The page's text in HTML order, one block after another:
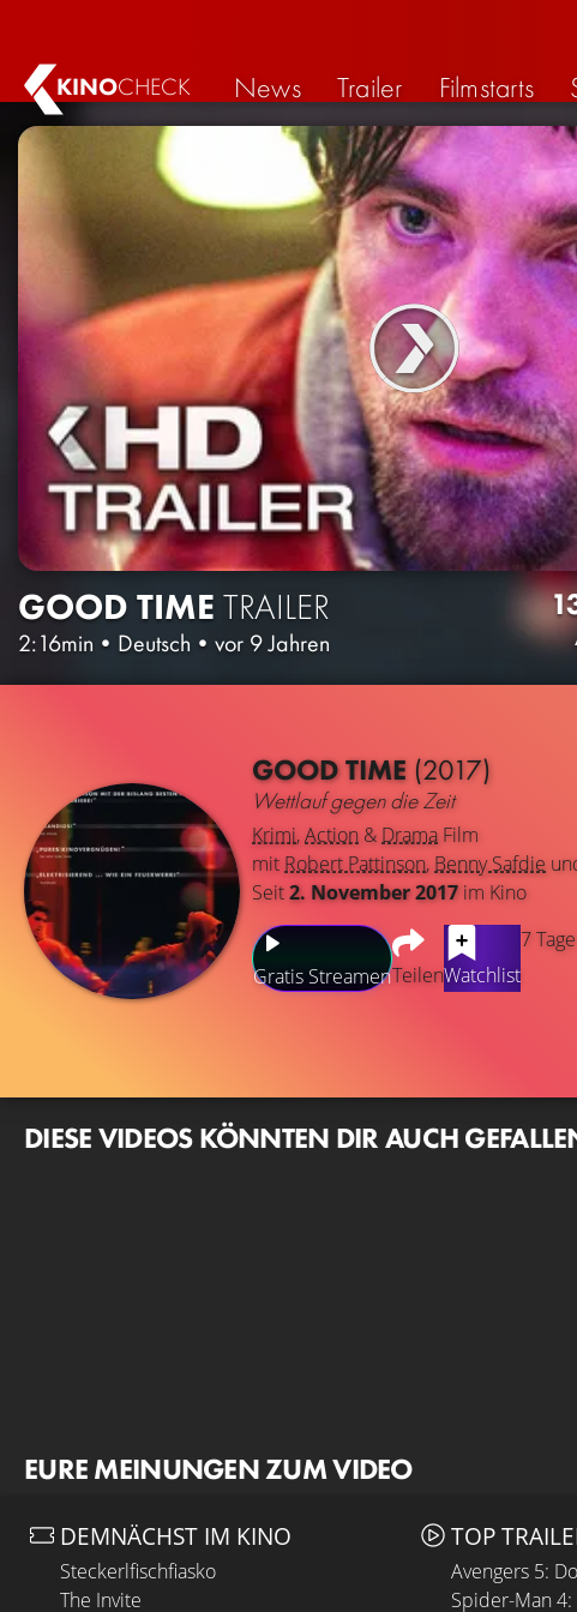
KINOCHECK News Trailer Filmstarts
GOOD TIME TRAILER
2:16min • Deutsch • vor 9 Jahren
GOOD TIME (2017)
Wettlauf gegen die Zeit
Krimi,Action & DramaFilm
mit Robert Pattinson, Benny Safdie
Seit2. November 2017im Kino
Gratis StreamenTeilenWatchlist
7
DIESE VIDEOS KÖNNTEN DIR AUCH
EURE MEINUNGEN ZUM VIDEO
DEMNÄCHST IM KINO
Steckerlfischfiasko
The Invite
TOP
Avengers 5:
Spider-Man